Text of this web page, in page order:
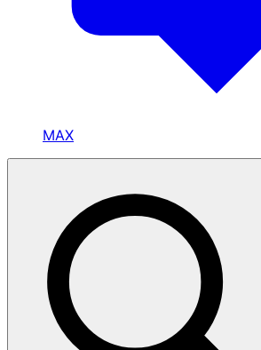
MAX